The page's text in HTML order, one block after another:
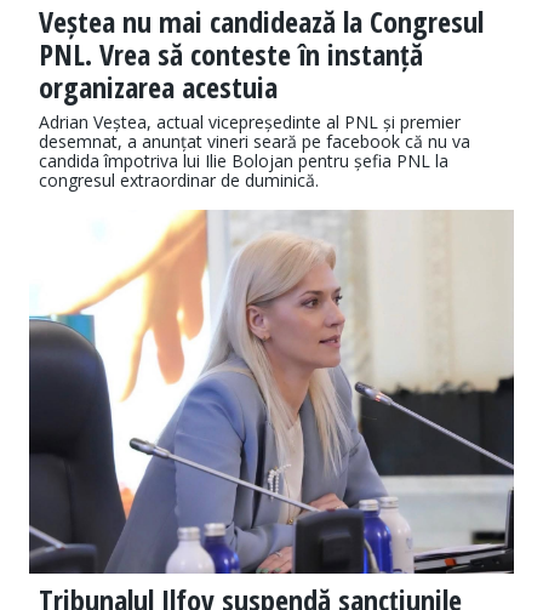
Veștea nu mai candidează la Congresul
PNL. Vrea să conteste în instanță
organizarea acestuia
Adrian Veștea, actual vicepreședinte al PNL și premier
desemnat, a anunțat vineri seară pe facebook că nu va
candida împotriva lui Ilie Bolojan pentru șefia PNL la
congresul extraordinar de duminică.
Tribunalul Ilfov suspendă sancțiunile